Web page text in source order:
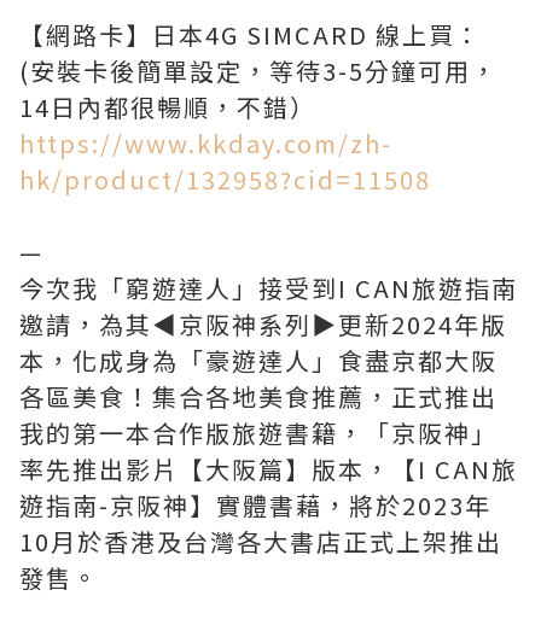
【網路卡】日本4G SIMCARD 線上買：
(安裝卡後簡單設定，等待3-5分鐘可用，
https://www.kkday.com/zh-
hk/product/132958?cid=11508
—
今次我「窮遊達人」接受到I CAN旅遊指南
邀請，為其◀︎京阪神系列▶︎更新2024年版
本，化成身為「豪遊達人」食盡京都大阪
各區美食！集合各地美食推薦，正式推出
我的第一本合作版旅遊書籍，「京阪神」
率先推出影片【大阪篇】版本，【I CAN旅
遊指南-京阪神】實體書藉，將於2023年
10月於香港及台灣各大書店正式上架推出
發售。